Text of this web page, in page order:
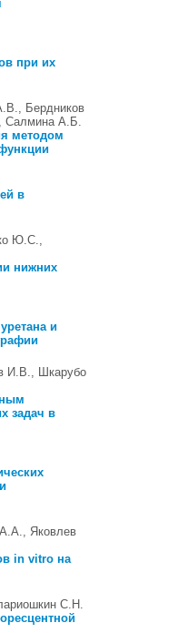
при их
Бердников
Салмина А.Б.
методом
в
Ю.С.,
нижних
и
И.В., Шкарубо
задач в
Яковлев
in vitro на
С.Н.